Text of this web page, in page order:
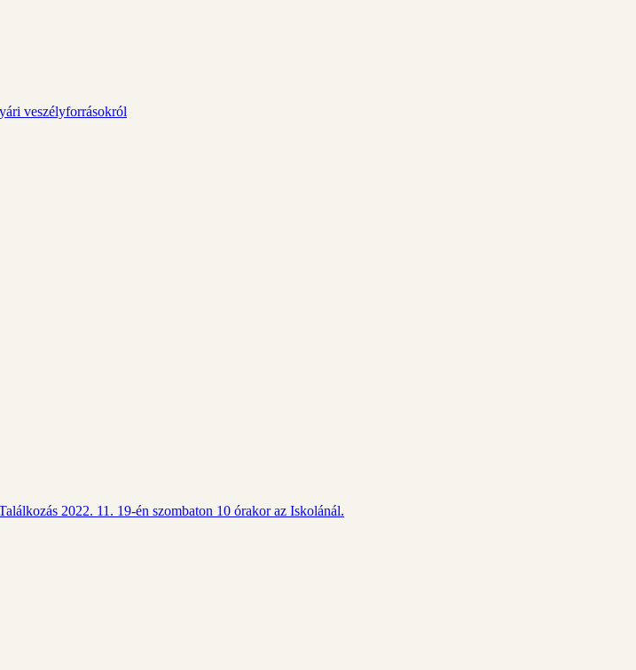
veszélyforrásokról
2022. 11. 19-én szombaton 10 órakor az Iskolánál.